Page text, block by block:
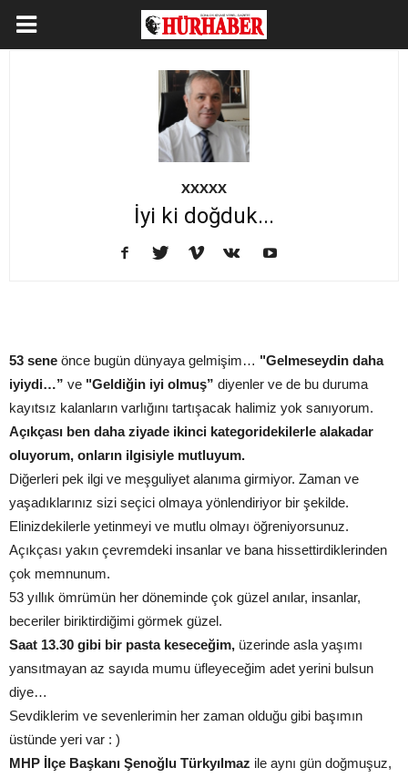
XXXXX
İyi ki doğduk...
53 sene önce bugün dünyaya gelmişim… "Gelmeseydin daha
iyiydi…” ve "Geldiğin iyi olmuş” diyenler ve de bu duruma
kayıtsız kalanların varlığını tartışacak halimiz yok sanıyorum.
Açıkçası ben daha ziyade ikinci kategoridekilerle alakadar
oluyorum, onların ilgisiyle mutluyum.
Diğerleri pek ilgi ve meşguliyet alanıma girmiyor. Zaman ve
yaşadıklarınız sizi seçici olmaya yönlendiriyor bir şekilde.
Elinizdekilerle yetinmeyi ve mutlu olmayı öğreniyorsunuz.
Açıkçası yakın çevremdeki insanlar ve bana hissettirdiklerinden
çok memnunum.
53 yıllık ömrümün her döneminde çok güzel anılar, insanlar,
beceriler biriktirdiğimi görmek güzel.
Saat 13.30 gibi bir pasta keseceğim, üzerinde asla yaşımı
yansıtmayan az sayıda mumu üfleyeceğim adet yerini bulsun
diye…
Sevdiklerim ve sevenlerimin her zaman olduğu gibi başımın
üstünde yeri var : )
MHP İlçe Başkanı Şenoğlu Türkyılmaz ile aynı gün doğmuşuz,